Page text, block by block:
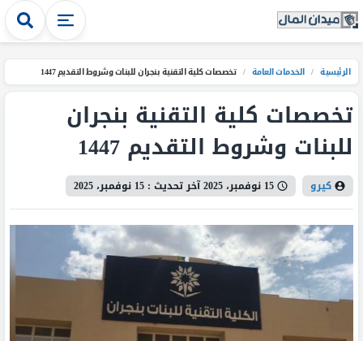
الرئيسية / الخدمات العامة / تخصصات كلية التقنية بنجران للبنات وشروط التقديم 1447
تخصصات كلية التقنية بنجران
للبنات وشروط التقديم 1447
كيرو 15 نوفمبر، 2025 آخر تحديث : 15 نوفمبر، 2025